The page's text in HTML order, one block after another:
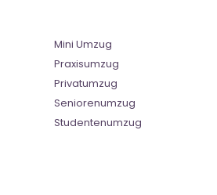
Mini Umzug
Praxisumzug
Privatumzug
Seniorenumzug
Studentenumzug